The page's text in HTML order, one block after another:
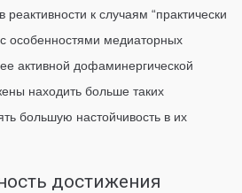
к случаям “практически
особенностями медиаторных
активной дофаминергической
находить больше таких
большую настойчивость в их
достижения